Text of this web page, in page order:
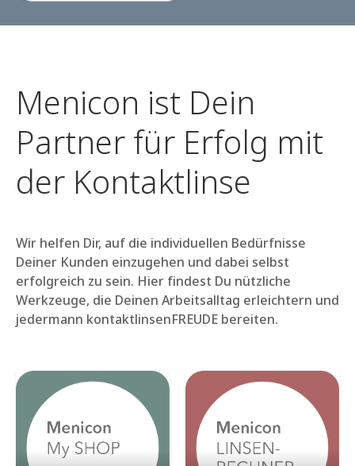
Menicon ist Dein
Partner für Erfolg mit
der Kontaktlinse
Wir helfen Dir, auf die individuellen Bedürfnisse
Deiner Kunden einzugehen und dabei selbst
erfolgreich zu sein. Hier findest Du nützliche
Werkzeuge, die Deinen Arbeitsalltag erleichtern und
jedermann kontaktlinsenFREUDE bereiten.